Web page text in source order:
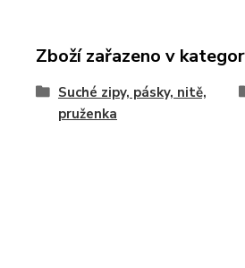
Zboží zařazeno v
Suché zipy, pásky, nitě,
pruženka